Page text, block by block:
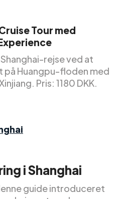
Tour med
rejse ved at
Huangpu-floden med
Pris: 1180 DKK.
i Shanghai
guide introduceret